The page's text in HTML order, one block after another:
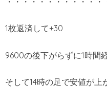
1枚返済して+30
9600の後下がらずに1時間経
そして14時の足で安値が